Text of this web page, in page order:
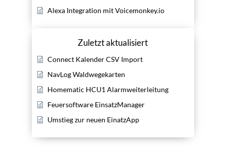
Alexa Integration mit Voicemonkey.io
Zuletzt aktualisiert
Connect Kalender CSV Import
NavLog Waldwegekarten
Homematic HCU1 Alarmweiterleitung
Feuersoftware EinsatzManager
Umstieg zur neuen EinatzApp